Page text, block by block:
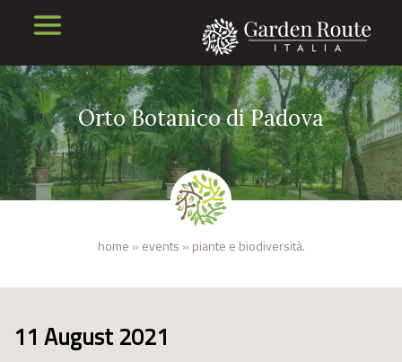
Orto Botanico di Padova
home » events » piante e biodiversità.
11 August 2021